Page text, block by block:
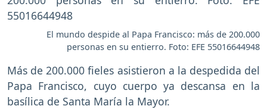
El mundo despide al Papa Francisco: más de 200.000
personas en su entierro. Foto: EFE 55016644948
Más de 200.000 fieles asistieron a la despedida del
Papa Francisco, cuyo cuerpo ya descansa en la
basílica de Santa María la Mayor.